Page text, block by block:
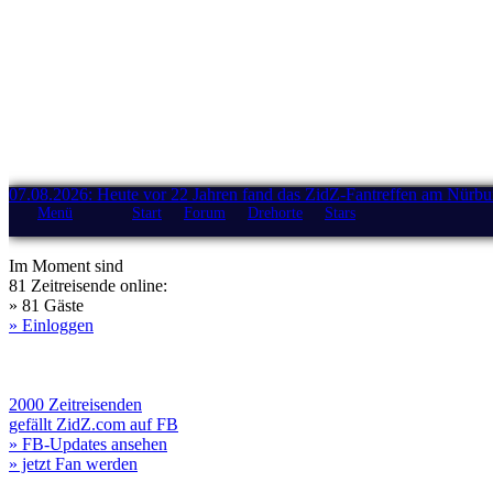
07.08.2026: Heute vor 22 Jahren fand das ZidZ-Fantreffen am
Menü Start Forum Drehorte Stars
Im Moment sind
81 Zeitreisende online:
» 81 Gäste
» Einloggen
2000 Zeitreisenden
gefällt ZidZ.com auf FB
» FB-Updates ansehen
» jetzt Fan werden